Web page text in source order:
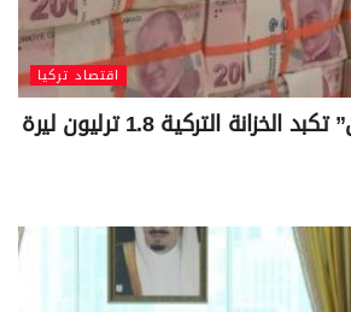
اقتصاد تركيا
فاتورة “خدمة الدين” تكبد الخزانة التركية 1.8 ترليون ليرة